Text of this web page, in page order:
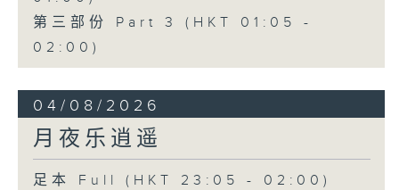
第三部份 Part 3 (HKT 01:05 -
02:00)
04/08/2026
月夜乐逍遥
足本 Full (HKT 23:05 - 02:00)